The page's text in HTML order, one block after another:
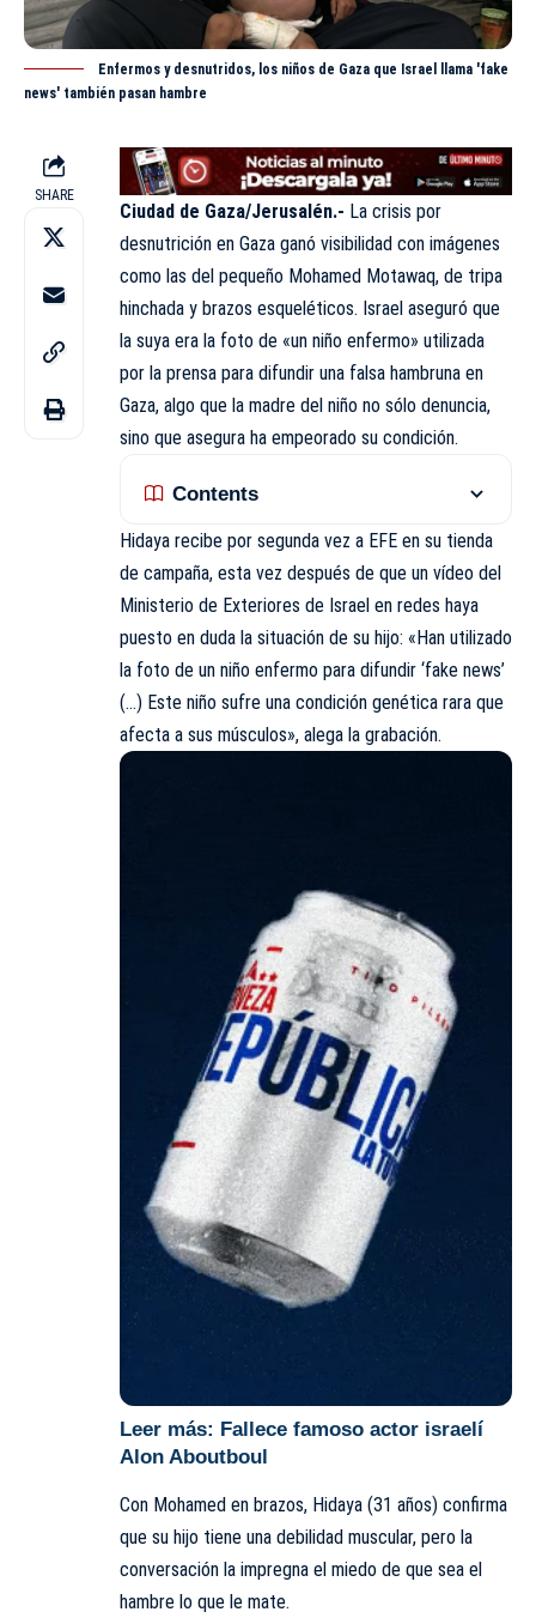
Enfermos y desnutridos, los niños de Gaza que Israel llama 'fake
news' también pasan hambre
SHARE
Ciudad de Gaza/Jerusalén.- La crisis por
desnutrición en Gaza ganó visibilidad con imágenes
como las del pequeño Mohamed Motawaq, de tripa
hinchada y brazos esqueléticos. Israel aseguró que
la suya era la foto de «un niño enfermo» utilizada
por la prensa para difundir una falsa hambruna en
Gaza, algo que la madre del niño no sólo denuncia,
sino que asegura ha empeorado su condición.
Contents
Hidaya recibe por segunda vez a EFE en su tienda
de campaña, esta vez después de que un vídeo del
Ministerio de Exteriores de Israel en redes haya
puesto en duda la situación de su hijo: «Han utilizado
la foto de un niño enfermo para difundir ‘fake news’
(…) Este niño sufre una condición genética rara que
afecta a sus músculos», alega la grabación.
Leer más: Fallece famoso actor israelí
Alon Aboutboul
Con Mohamed en brazos, Hidaya (31 años) confirma
que su hijo tiene una debilidad muscular, pero la
conversación la impregna el miedo de que sea el
hambre lo que le mate.